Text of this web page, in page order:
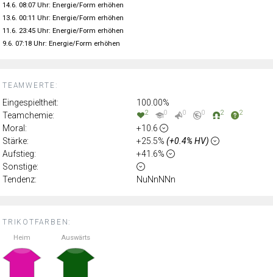
TRIKOTFARBEN:
Heim Auswärts
TEAMWERTE:
Eingespieltheit:
100.00%
Teamchemie:
2 0 0 0 2 2
Moral:
+10.6
Stärke:
+25.5% (+0.4% HV)
Aufstieg:
+41.6%
Sonstige:
Tendenz:
NuNnNNn
14.6. 08:07 Uhr: Energie/Form erhöhen
13.6. 00:11 Uhr: Energie/Form erhöhen
11.6. 23:45 Uhr: Energie/Form erhöhen
9.6. 07:18 Uhr: Energie/Form erhöhen